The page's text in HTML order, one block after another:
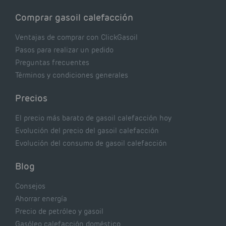
Comprar gasoil calefacción
Ventajas de comprar con ClickGasoil
Pasos para realizar un pedido
Preguntas frecuentes
Términos y condiciones generales
Precios
El precio más barato de gasoil calefacción hoy
Evolución del precio del gasoil calefacción
Evolución del consumo de gasoil calefacción
Blog
Consejos
Ahorrar energía
Precio de petróleo y gasoil
Gasóleo calefacción doméstico